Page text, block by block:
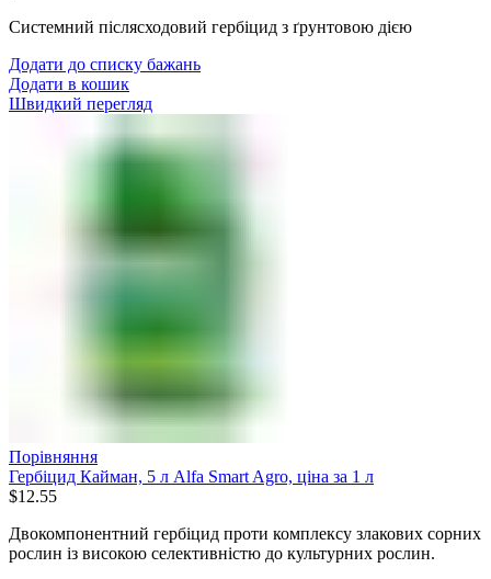
Системний післясходовий гербіцид з ґрунтовою дією
Додати до списку бажань
Додати в кошик
Швидкий перегляд
Порівняння
Гербіцид Кайман, 5 л Alfa Smart Agro, ціна за 1 л
$12.55
Двокомпонентний гербіцид проти комплексу злакових сорних
рослин із високою селективністю до культурних рослин.